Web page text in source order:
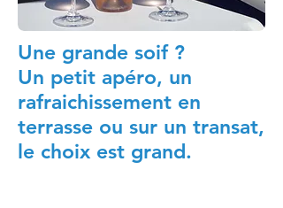
Une grande soif ?
Un petit apéro, un
rafraichissement en
terrasse ou sur un transat,
le choix est grand.